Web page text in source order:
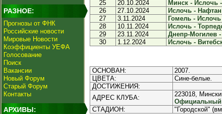
РАЗНОЕ:
Прогнозы от ФНК
Российские новости
Мировые Новости
Коэффициенты УЕФА
Голосование
Поиск
Вакансии
Новый Форум
Старый Форум
Контакты
АРХИВЫ:
25
20.10.2024
Минск - Ислочь
26
27.10.2024
Ислочь -
27
3.11.2024
Гомель - Ислочь
28
10.11.2024
Ислочь -
29
23.11.2024
Днепр-Могилев
30
1.12.2024 Ислочь -
ОСНОВАН:
2007.
ЦВЕТА:
Сине-белые.
ДОСТИЖЕНИЯ:
АДРЕС КЛУБА:
223018,
Официальный
СТАДИОН:
"Городской"